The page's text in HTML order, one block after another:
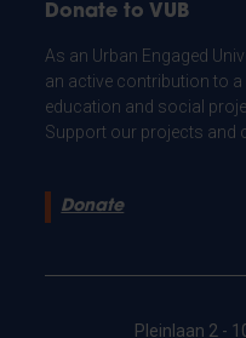
Donate to VUB
As an Urban Engaged
an active contribution to
education and social
Support our projects and
Donate
Pleinlaan 2 -